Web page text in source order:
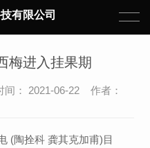
有限公司
梅进入挂果期
： 2021-06-22 作者：
陶拴科 龚其克加甫)目